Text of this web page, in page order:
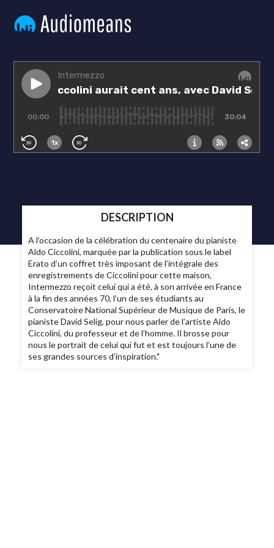
DESCRIPTION
A l’occasion de la célébration du centenaire du pianiste
Aldo Ciccolini, marquée par la publication sous le label
Erato d’un coffret très imposant de l’intégrale des
enregistrements de Ciccolini pour cette maison,
Intermezzo reçoit celui qui a été, à son arrivée en France
à la fin des années 70, l’un de ses étudiants au
Conservatoire National Supérieur de Musique de Paris, le
pianiste David Selig, pour nous parler de l’artiste Aldo
Ciccolini, du professeur et de l’homme. Il brosse pour
nous le portrait de celui qui fut et est toujours l’une de
ses grandes sources d’inspiration."